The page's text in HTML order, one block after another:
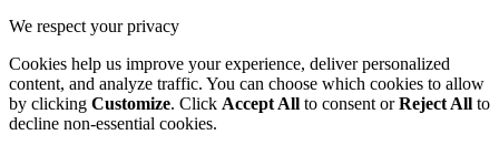
We respect your privacy
Cookies help us improve your experience, deliver personalized
content, and analyze traffic. You can choose which cookies to allow
by clicking Customize. Click Accept All to consent orReject All to
decline non-essential cookies.